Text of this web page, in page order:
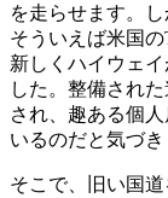
を走らせます。
そういえば米国
新しくハイウェ
した。整備され
され、趣ある個
いるのだと気づき
そこで、旧い国